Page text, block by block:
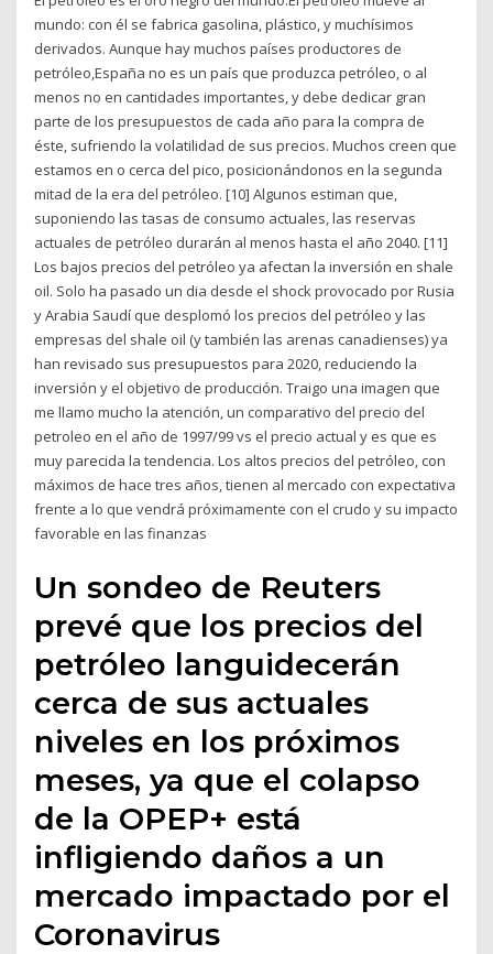
mundo: con él se fabrica gasolina, plástico, y muchísimos
derivados. Aunque hay muchos países productores de
petróleo,España no es un país que produzca petróleo, o al
menos no en cantidades importantes, y debe dedicar gran
parte de los presupuestos de cada año para la compra de
éste, sufriendo la volatilidad de sus precios. Muchos creen que
estamos en o cerca del pico, posicionándonos en la segunda
mitad de la era del petróleo. [10] Algunos estiman que,
suponiendo las tasas de consumo actuales, las reservas
actuales de petróleo durarán al menos hasta el año 2040. [11]
Los bajos precios del petróleo ya afectan la inversión en shale
oil. Solo ha pasado un dia desde el shock provocado por Rusia
y Arabia Saudí que desplomó los precios del petróleo y las
empresas del shale oil (y también las arenas canadienses) ya
han revisado sus presupuestos para 2020, reduciendo la
inversión y el objetivo de producción. Traigo una imagen que
me llamo mucho la atención, un comparativo del precio del
petroleo en el año de 1997/99 vs el precio actual y es que es
muy parecida la tendencia. Los altos precios del petróleo, con
máximos de hace tres años, tienen al mercado con expectativa
frente a lo que vendrá próximamente con el crudo y su impacto
favorable en las finanzas
Un sondeo de Reuters
prevé que los precios del
petróleo languidecerán
cerca de sus actuales
niveles en los próximos
meses, ya que el colapso
de la OPEP+ está
infligiendo daños a un
mercado impactado por el
Coronavirus